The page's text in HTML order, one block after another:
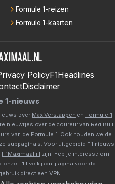
Formule 1-reizen
Formule 1-kaarten
PolicyF1Headlines
Disclaimer
1-nieuws
over Max Verstappen en Formule 1.
nieuwtjes over de coureur van Red Bull
van de Formule 1. Ook houden we de
subpagina's. Voor uitgebreid F1 nieuws
F1Maximaal.nl zijn. Heb je interesse om
onze F1 live kijken-pagina voor de
direct een VPN.